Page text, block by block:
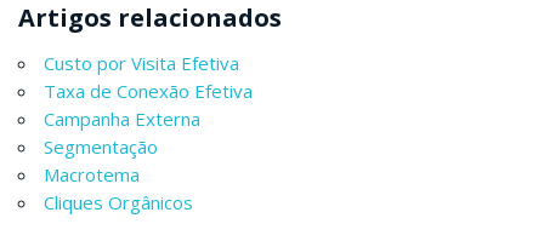
Artigos relacionados
Custo por Visita Efetiva
Taxa de Conexão Efetiva
Campanha Externa
Segmentação
Macrotema
Cliques Orgânicos